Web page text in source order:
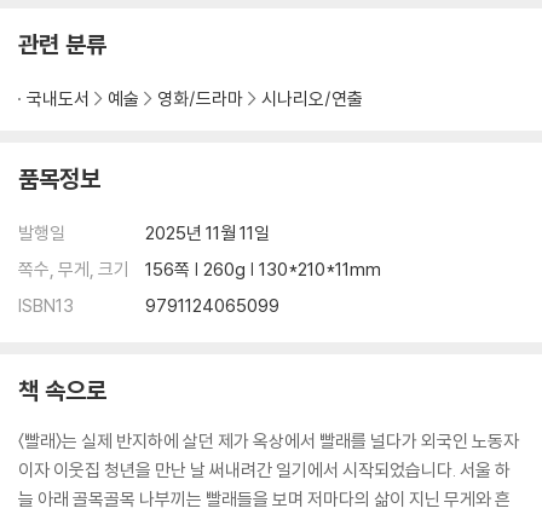
10 비 오는 날이면
11 책 속에 길이 있네
12 책 속에 길이 있네─리프라이즈
13 자, 건배!─리프라이즈
15 아프고 눈물나는 사람
17 참 예뻐요─리프라이즈
18 서울살이 몇 핸가요?─리프라이즈
관련 분류
국내도서 예술 영화/드라마 시나리오/연출
품목정보
발행일
2025년 11월 11일
쪽수, 무게, 크기
156쪽 | 260g | 130*210*11mm
ISBN13
9791124065099
책 속으로
〈빨래〉는 실제 반지하에 살던 제가 옥상에서 빨래를 널다가 외국인 노동자
이자 이웃집 청년을 만난 날 써내려간 일기에서 시작되었습니다. 서울 하
늘 아래 골목골목 나부끼는 빨래들을 보며 저마다의 삶이 지닌 무게와 흔